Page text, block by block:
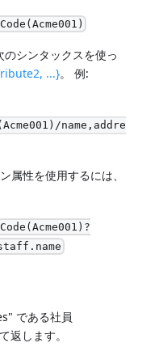
シンタックスを使っ
...}。 例:
name,addre
属性を使用するには、
である社員
返します。